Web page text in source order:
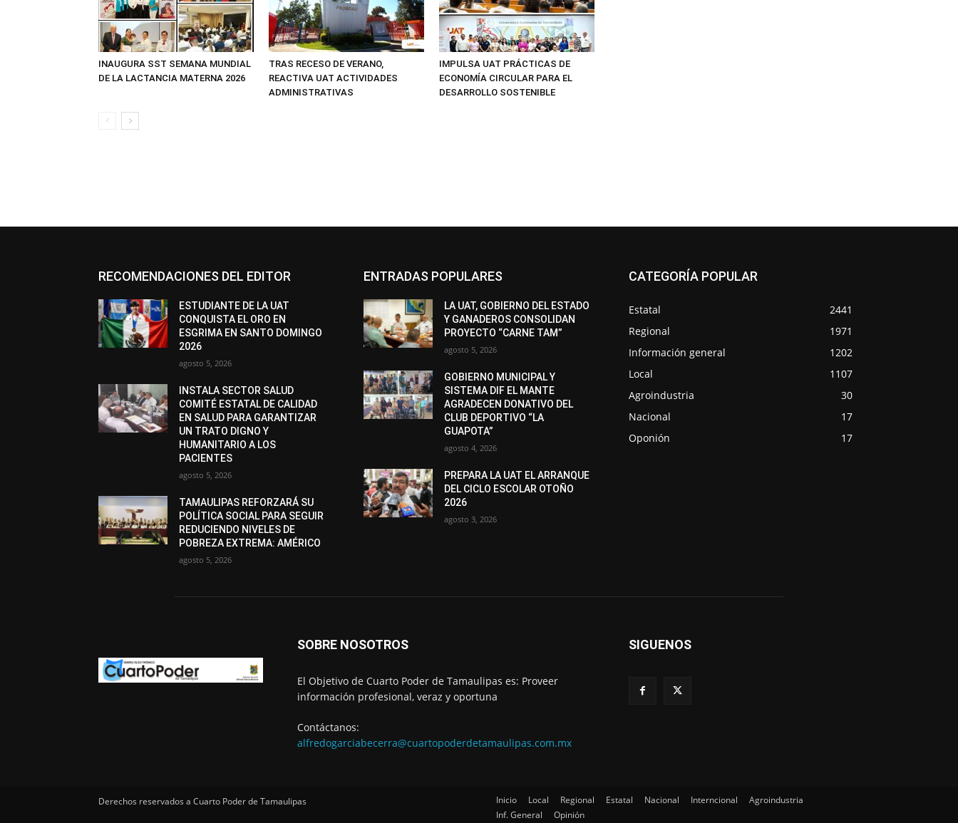
INAUGURA SST SEMANA MUNDIAL
DE LA LACTANCIA MATERNA 2026
TRAS RECESO DE VERANO,
REACTIVA UAT ACTIVIDADES
ADMINISTRATIVAS
IMPULSA UAT PRÁCTICAS DE
ECONOMÍA CIRCULAR PARA EL
DESARROLLO SOSTENIBLE
RECOMENDACIONES DEL EDITOR
ESTUDIANTE DE LA UAT
CONQUISTA EL ORO EN
ESGRIMA EN SANTO DOMINGO
2026
agosto 5, 2026
INSTALA SECTOR SALUD
COMITÉ ESTATAL DE CALIDAD
EN SALUD PARA GARANTIZAR
UN TRATO DIGNO Y
HUMANITARIO A LOS
PACIENTES
agosto 5, 2026
TAMAULIPAS REFORZARÁ SU
POLÍTICA SOCIAL PARA SEGUIR
REDUCIENDO NIVELES DE
POBREZA EXTREMA: AMÉRICO
agosto 5, 2026
ENTRADAS POPULARES
LA UAT, GOBIERNO DEL ESTADO
Y GANADEROS CONSOLIDAN
PROYECTO “CARNE TAM”
agosto 5, 2026
GOBIERNO MUNICIPAL Y
SISTEMA DIF EL MANTE
AGRADECEN DONATIVO DEL
CLUB DEPORTIVO “LA
GUAPOTA”
agosto 4, 2026
PREPARA LA UAT EL ARRANQUE
DEL CICLO ESCOLAR OTOÑO
2026
agosto 3, 2026
CATEGORÍA POPULAR
Estatal
2441
Regional
1971
Información general
1202
Local
1107
Agroindustria
30
Nacional
17
Oponión
17
SOBRE NOSOTROS
El Objetivo de Cuarto Poder de Tamaulipas es: Proveer
información profesional, veraz y oportuna
Contáctanos:
alfredogarciabecerra@cuartopoderdetamaulipas.com.mx
SIGUENOS
Derechos reservados a Cuarto Poder de Tamaulipas Inicio Local Regional Estatal Nacional Interncional
Agroindustria
Inf. General
Opinión